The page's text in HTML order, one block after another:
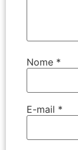
Nome *
E-mail *